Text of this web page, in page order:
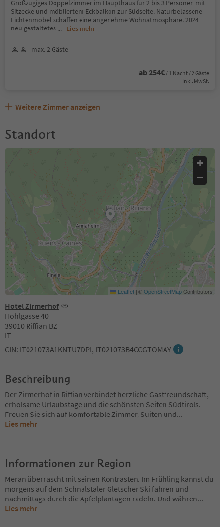
Großzügiges Doppelzimmer im Haupthaus für 2 bis 3 Personen mit
Sitzecke und möbliertem Eckbalkon zur Südseite. Naturbelassene
Fichtenmöbel schaffen eine angenehme Wohnatmosphäre. 2024
neu gestaltetes ... Lies mehr
max. 2 Gäste
ab 254€ / 1 Nacht / 2 Gäste
Inkl. MwSt.
Weitere Zimmer anzeigen
Standort
Hotel Zirmerhof
Hohlgasse 40
39010 Riffian BZ
IT
CIN: IT021073A1KNTU7DPI, IT021073B4CCGTOMAY
+
−
Leaflet | ©OpenStreetMapContributors
Beschreibung
Der Zirmerhof in Riffian verbindet herzliche Gastfreundschaft,
erholsame Urlaubstage und die schönsten Seiten Südtirols.
Freuen Sie sich auf komfortable Zimmer, Suiten und...
Lies mehr
Informationen zur Region
Meran überrascht mit seinen Kontrasten. Im Frühling kannst du
morgens auf dem Schnalstaler Gletscher Ski fahren und
nachmittags durch die Apfelplantagen radeln. Und währen...
Lies mehr